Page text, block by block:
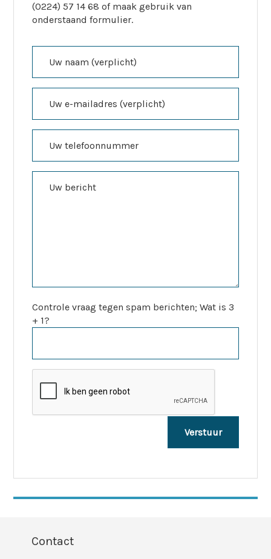
(0224) 57 14 68 of maak gebruik van
onderstaand formulier.
Controle vraag tegen spam berichten; Wat is 3
+ 1?
Contact